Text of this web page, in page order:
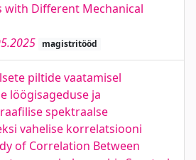
with Different Mechanical
magistritööd
piltide vaatamisel
löögisageduse ja
spektraalse
vahelise korrelatsiooni
of Correlation Between